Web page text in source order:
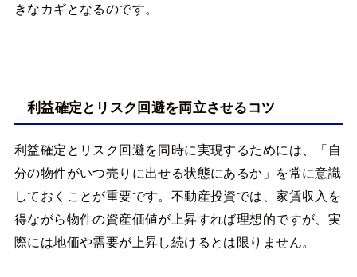
きなカギとなるのです。
利益確定とリスク回避を両立させるコツ
利益確定とリスク回避を同時に実現するためには、「自
分の物件がいつ売りに出せる状態にあるか」を常に意識
しておくことが重要です。不動産投資では、家賃収入を
得ながら物件の資産価値が上昇すれば理想的ですが、実
際には地価や需要が上昇し続けるとは限りません。